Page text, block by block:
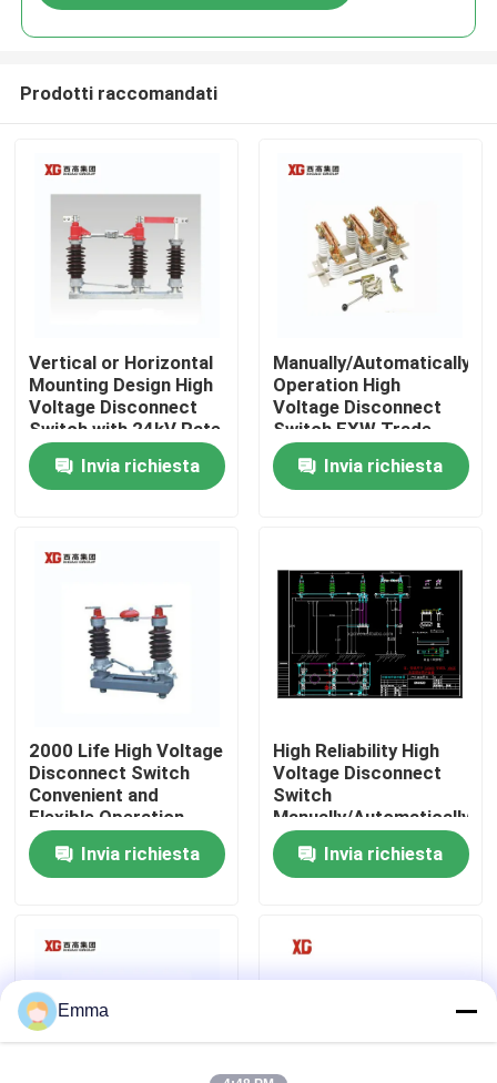
Casa
Giro della fabbrica
Contattici
Richieda una citazione
Commutatore di rottura di carico SF6
Apparecchiatura elettrica di comando di distribuzione
Prodotti raccomandati
Vertical or Horizontal
Mounting Design High
Voltage Disconnect
Switch with 24kV Rate
Voltage
Invia richiesta
Manually/Automatically
Operation High
Voltage Disconnect
Switch EXW Trade
Terms Product
Invia richiesta
2000 Life High Voltage
Disconnect Switch
Convenient and
Flexible Operation
Invia richiesta
High Reliability High
Voltage Disconnect
Switch
Manually/Automatically
Operated 3 Units for 1
Set EXW Trade Terms
Invia richiesta
Emma